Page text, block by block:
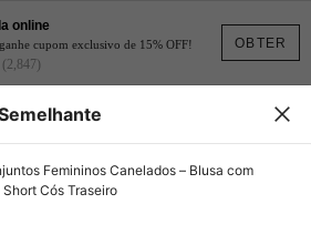
OBTER
online
cupom exclusivo de 15% OFF!
(2,847)
Femininos Canelados – Blusa com
Cós Traseiro